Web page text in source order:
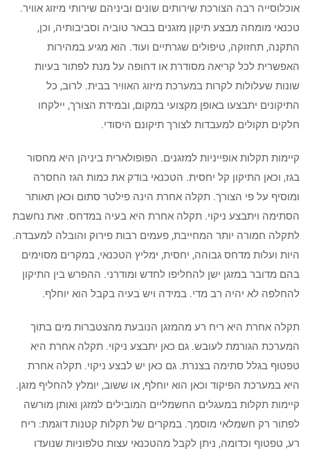
אוכלוסייה רבה הצורכת שירותים שונים וביניהם שירותי מיזוג אוויר.
טכנאי מומחה מבצע תיקון מזגנים בבאר טוביה וסביבותיה, וכן,
התקנה, תחזוקה, טיפולים שגרתיים ועוד. הוא מגיע במהירות
האפשרית לכל קריאה מסודרת או דחופה על מנת לפתור בעיות
שונות שעלולות לקרות במערכת מיזוג האוויר בבית. לרוב, כל
התיקונים יתבצעו באופן מקצועי במקום, ובמידת הצורך, יילקחו
חלקים תקולים למעבדות לצורך תיקונם היסודי.
קיימות תקלות אופייניות למזגנים. הפופולארית ביניהן היא מחסור
בגז, וכאן התיקון קל יחסית. הטכנאי בודק את כמות הגז החסרה
ומוסיף על פי הצורך. תקלה אחרת הינה פילטר סתום וכאן תאותר
הסתימה ויתבצע ניקוי. תקלה אחרת היא בעיה במדחס. זאת נחשבת
לתקלה חמורה יותר המחייבת, פעמים רבות פירוק והובלה למעבדה.
היות ועלות מדחס גבוהה, יחסית, ימליץ הטכנאי, במקרים מסוימים
בהם מדובר במזגן ישן להחליפו לחדש ומודרני. ההפרש בין התיקון
להחלפה לא יהיה רב מדי. במידה ויש בעיה בקבל הוא יוחלף.
תקלה אחרת היא ריח רע מהמזגן הנובעת מהצטברות מים בתוך
המערכת הגורמת לעובש. גם כאן יתבצע ניקוי. תקלה אחרת היא
טפטוף בגלל סתימה בצנרת. גם כאן יש לבצע ניקוי. תקלה אחרת
היא במערכת הפיקוד וכאן הוא יוחלף, או ששוב, יומלץ להחליף מזגן.
קיימות תקלות במעגלים החשמליים המובילים למזגן ואותן מורשה
לפתור רק חשמלאי מוסמך. במקרים של תקלות קטנות דוגמת: ריח
רע, טפטוף וכדומה, ניתן לקבל מהטכנאי עצות טלפוניות שנועדו